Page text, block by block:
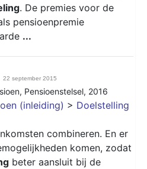
. De premies voor de
pensioenpremie
...
22 september 2015
, Pensioenstelsel, 2016
(inleiding) > Doelstelling
combineren. En er
komen, zodat
beter aansluit bij de